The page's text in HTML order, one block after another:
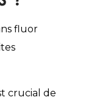
fluor
crucial de